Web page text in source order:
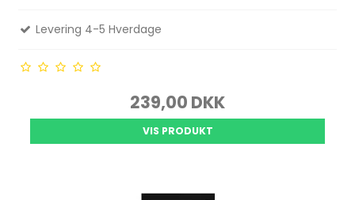
Levering 4-5 Hverdage
239,00 DKK
VIS PRODUKT